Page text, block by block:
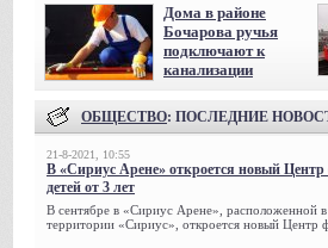
Дома в районе
Бочарова ручья
подключают к
канализации
ОБЩЕСТВО: ПОСЛЕДНИЕ
21-8-2021, 10:55
В «Сириус Арене» откроется новый Центр
детей от 3 лет
В сентябре в «Сириус Арене», расположенной
территории «Сириус», откроется новый Центр